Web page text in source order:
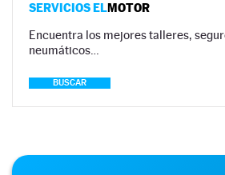
SERVICIOS ELMOTOR
Encuentra los mejores talleres,
neumáticos…
BUSCAR